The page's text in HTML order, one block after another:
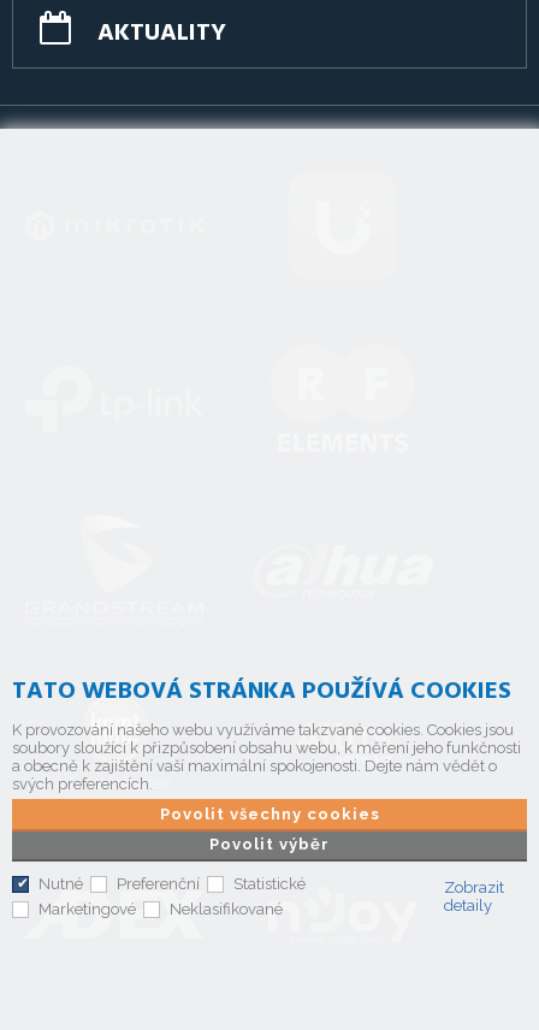
AKTUALITY
TATO WEBOVÁ STRÁNKA POUŽÍVÁ COOKIES
K provozování našeho webu využíváme takzvané cookies. Cookies jsou
soubory sloužící k přizpůsobení obsahu webu, k měření jeho funkčnosti
a obecně k zajištění vaší maximální spokojenosti. Dejte nám vědět o
svých preferencích.
Povolit výběr
Povolit všechny cookies
Nutné Preferenční
Statistické
Marketingové
Neklasifikované
Zobrazit
detaily